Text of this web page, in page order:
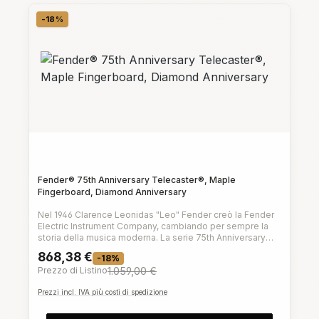
Sconto
-18%
Fender® 75th Anniversary Telecaster®, Maple
Fingerboard, Diamond Anniversary
Nel 1946 Clarence Leonidas "Leo" Fender creò la Fender
Electric Instrument Company, cambiando per sempre la
storia della musica moderna. La serie 75th Anniversary
speciali di Stratocaster®, Telecaster®, Precision Bass® e
Jazz Bass®.Con finiture uniche, pickup di alta qualità e
design Fender intramontabili che hanno rivoluzionato la
868,38 € -18%
Prezzo di Listino1.059,00 €
Prezzi incl. IVA più costi di spedizione